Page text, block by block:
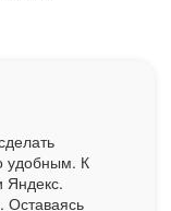
на сайте
по запросу
удобным. К
Яндекс.